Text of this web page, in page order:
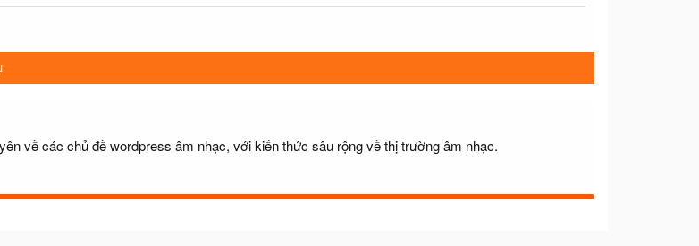
về các chủ đề wordpress âm nhạc, với kiến thức sâu rộng về thị trường âm nhạc.